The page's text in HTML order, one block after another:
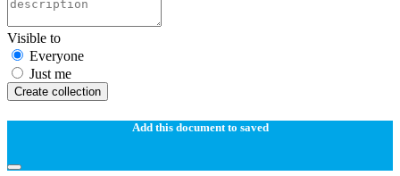
Visible to
Everyone
Just me
Create collection
Add this document to saved